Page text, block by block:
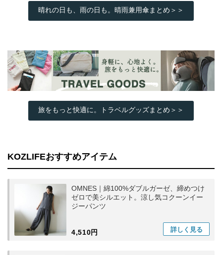
晴れの日も、雨の日も。晴雨兼用傘まとめ＞＞
旅をもっと快適に。トラベルグッズまとめ＞＞
KOZLIFEおすすめアイテム
OMNES｜綿100%ダブルガーゼ、締めつけ
ゼロで美シルエット。涼し気コクーンイー
ジーパンツ
4,510円 詳しく 見る